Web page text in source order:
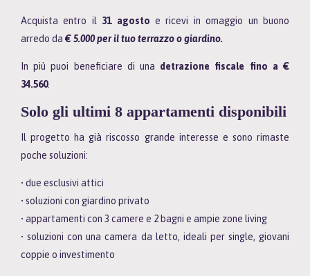
Acquista entro il 31 agosto e ricevi in omaggio un buono
arredo da € 5.000 per il tuo terrazzo o giardino.
In più puoi beneficiare di una detrazione fiscale fino a €
34.560.
Solo gli ultimi 8 appartamenti disponibili
Il progetto ha già riscosso grande interesse e sono rimaste
poche soluzioni:
• due esclusivi attici
• soluzioni con giardino privato
• appartamenti con 3 camere e 2 bagni e ampie zone living
• soluzioni con una camera da letto, ideali per single, giovani
coppie o investimento